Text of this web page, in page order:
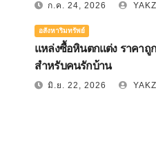
ก.ค. 24, 2026
อสังหาริมทรัพย์
แหล่งซื้อหินตกแต่ง ราคา
สำหรับคนรักบ้าน
มิ.ย. 22, 2026
เปิดนิทรรศก
นประเทศไทย” ช
นวัตกรรมรับมื
ห่งอนาคต เปลี่ยน
มิ.ย. 22, 2026